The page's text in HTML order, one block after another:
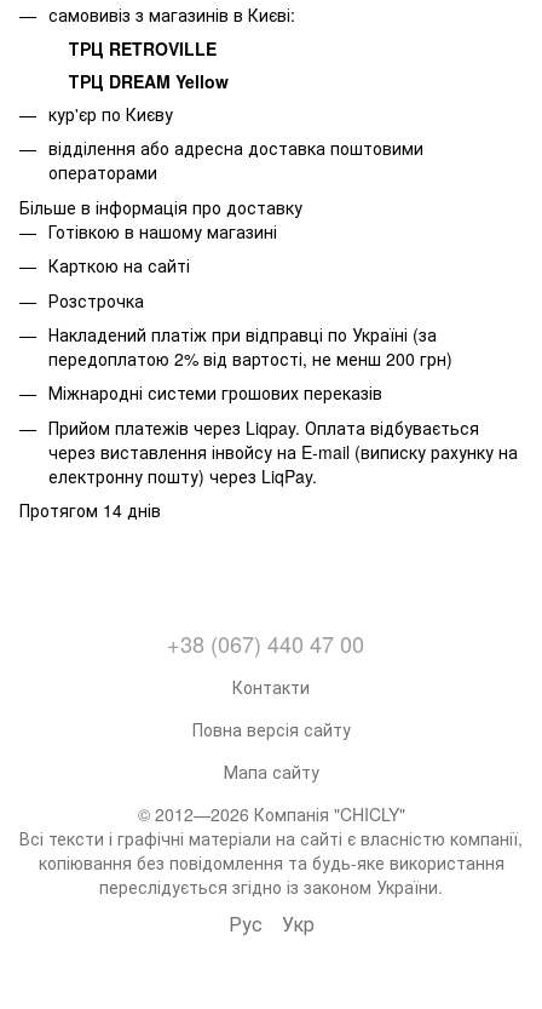
самовивіз з магазинів в Києві:
ТРЦ RETROVILLE
ТРЦ DREAM Yellow
кур'єр по Києву
відділення або адресна доставка поштовими
операторами
Більше в інформація про доставку
Готівкою в нашому магазині
Карткою на сайті
Розстрочка
Накладений платіж при відправці по Україні (за
передоплатою 2% від вартості, не менш 200 грн)
Міжнародні системи грошових переказів
Прийом платежів через Liqpay. Оплата відбувається
через виставлення інвойсу на E-mail (виписку рахунку на
електронну пошту) через LiqPay.
Протягом 14 днів
+38 (067) 440 47 00
Контакти
Повна версія сайту
Мапа сайту
© 2012—2026 Компанія "CHICLY"
Всі тексти і графічні матеріали на сайті є власністю компанії,
копіювання без повідомлення та будь-яке використання
переслідується згідно із законом України.
Рус Укр